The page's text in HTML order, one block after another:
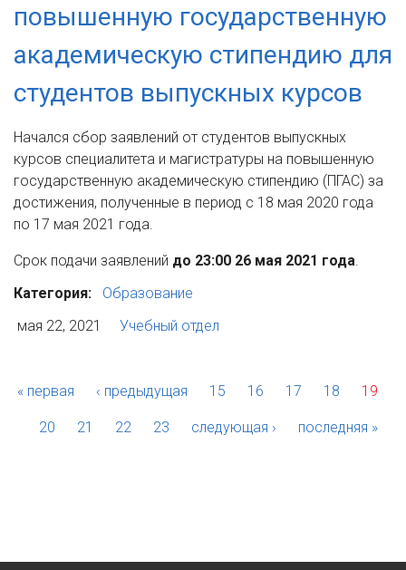
повышенную государственную
академическую стипендию для
студентов выпускных курсов
Начался сбор заявлений от студентов выпускных
курсов специалитета и магистратуры на повышенную
государственную академическую стипендию (ПГАС) за
достижения, полученные в период с 18 мая 2020 года
по 17 мая 2021 года.
Срок подачи заявлений до 23:00 26 мая 2021 года
Категория:
Образование
мая 22, 2021
Учебный отдел
« первая ‹ предыдущая 15 16 17 18 19
20 21 22 23 следующая › последняя »